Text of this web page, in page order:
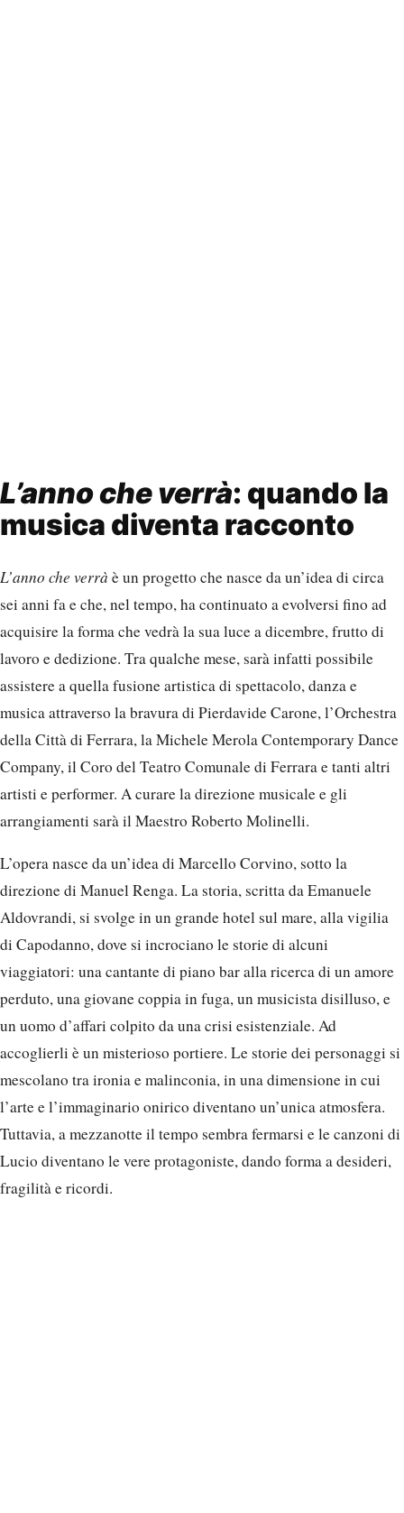
L’anno che verrà: quando la
musica diventa racconto
L’anno che verrà è un progetto che nasce da un’idea di circa
sei anni fa e che, nel tempo, ha continuato a evolversi fino ad
acquisire la forma che vedrà la sua luce a dicembre, frutto di
lavoro e dedizione. Tra qualche mese, sarà infatti possibile
assistere a quella fusione artistica di spettacolo, danza e
musica attraverso la bravura di Pierdavide Carone, l’Orchestra
della Città di Ferrara, la Michele Merola Contemporary Dance
Company, il Coro del Teatro Comunale di Ferrara e tanti altri
artisti e performer. A curare la direzione musicale e gli
arrangiamenti sarà il Maestro Roberto Molinelli.
L’opera nasce da un’idea di Marcello Corvino, sotto la
direzione di Manuel Renga. La storia, scritta da Emanuele
Aldovrandi, si svolge in un grande hotel sul mare, alla vigilia
di Capodanno, dove si incrociano le storie di alcuni
viaggiatori: una cantante di piano bar alla ricerca di un amore
perduto, una giovane coppia in fuga, un musicista disilluso, e
un uomo d’affari colpito da una crisi esistenziale. Ad
accoglierli è un misterioso portiere. Le storie dei personaggi si
mescolano tra ironia e malinconia, in una dimensione in cui
l’arte e l’immaginario onirico diventano un’unica atmosfera.
Tuttavia, a mezzanotte il tempo sembra fermarsi e le canzoni di
Lucio diventano le vere protagoniste, dando forma a desideri,
fragilità e ricordi.